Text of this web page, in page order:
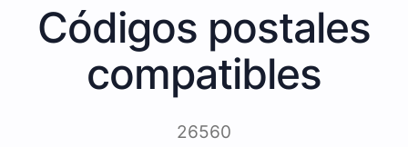
Códigos postales
compatibles
26560